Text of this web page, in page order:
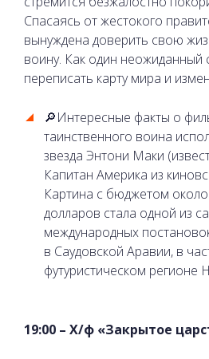
Спасаясь от жестокого
вынуждена доверить свою
воину. Как один неожиданный
переписать карту мира и
🔎Интересные факты о
таинственного воина
звезда Энтони Маки
Капитан Америка из
Картина с бюджетом
долларов стала одной из
международных
в Саудовской Аравии, в
футуристическом регионе
19:00 – Х/ф «Закрытое